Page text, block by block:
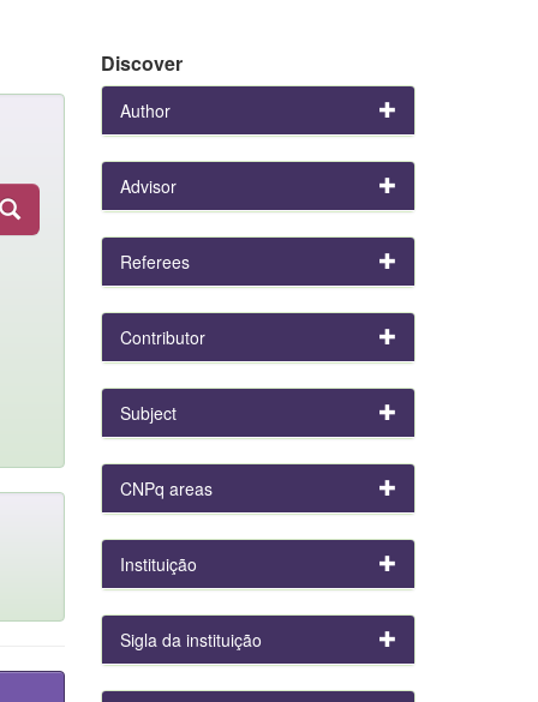
Discover
Author
Advisor
Referees
Contributor
Subject
CNPq areas
Instituição
Sigla da instituição